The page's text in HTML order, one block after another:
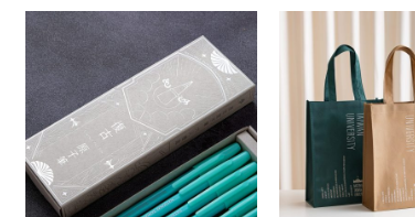
加入
「願
望輕
單」